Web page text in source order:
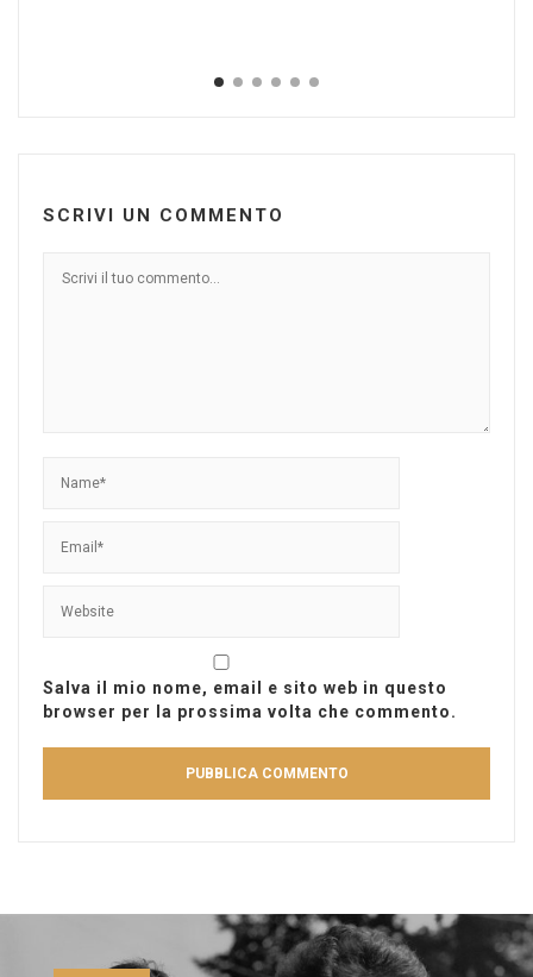
SCRIVI UN COMMENTO
Salva il mio nome, email e sito web in questo
browser per la prossima volta che commento.